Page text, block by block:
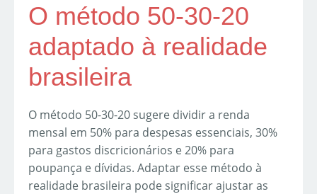
O método 50-30-20
adaptado à realidade
brasileira
O método 50-30-20 sugere dividir a renda
mensal em 50% para despesas essenciais, 30%
para gastos discricionários e 20% para
poupança e dívidas. Adaptar esse método à
realidade brasileira pode significar ajustar as